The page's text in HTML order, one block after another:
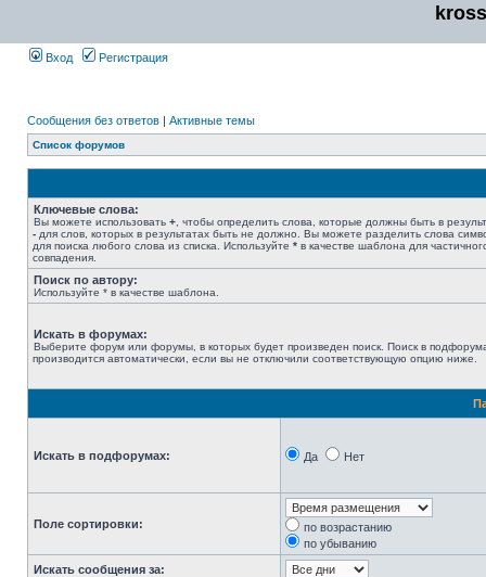
Вход Регистрация
Сообщения без ответов | Активные темы
Список форумов
Ключевые слова:
Вы можете использовать + , чтобы определить слова, которые должны быть в
- для слов, которых в результатах быть не должно. Вы можете разделить слова
для поиска любого слова из списка. Используйте * в качестве шаблона для
совпадения.
Поиск по автору:
Используйте * в качестве шаблона.
Искать в форумах:
Выберите форум или форумы, в которых будет произведен поиск. Поиск в
производится автоматически, если вы не отключили соответствующую опцию ниже.
Искать в подфорумах: Да Нет
Поле сортировки:
по возрастанию
по убыванию
Искать сообщения за: